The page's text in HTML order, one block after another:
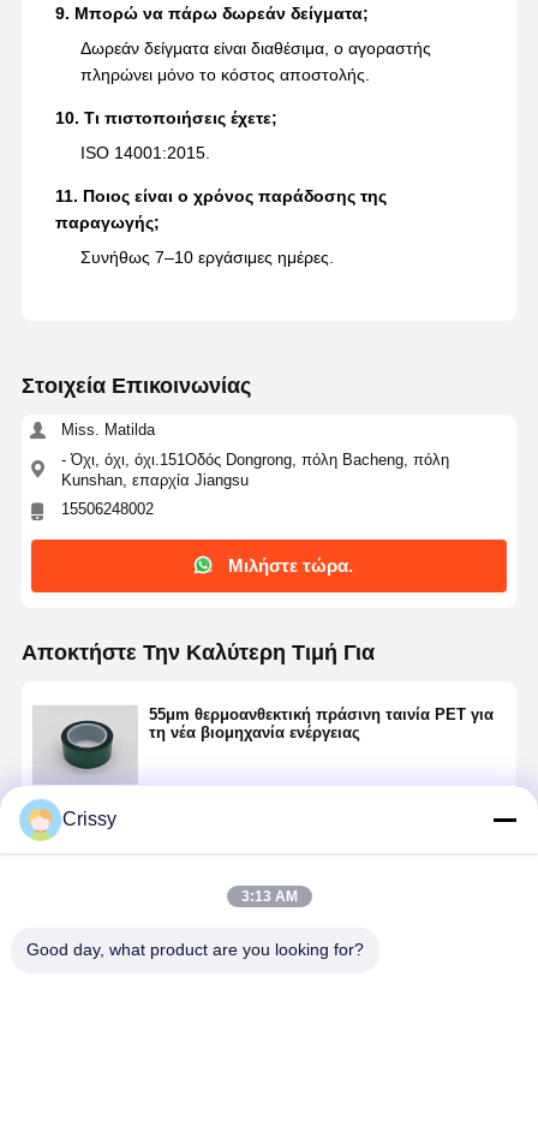
9. Μπορώ να πάρω δωρεάν δείγματα;
Δωρεάν δείγματα είναι διαθέσιμα, ο αγοραστής
πληρώνει μόνο το κόστος αποστολής.
10. Τι πιστοποιήσεις έχετε;
ISO 14001:2015.
11. Ποιος είναι ο χρόνος παράδοσης της
παραγωγής;
Συνήθως 7–10 εργάσιμες ημέρες.
Στοιχεία Επικοινωνίας
Miss. Matilda
- Όχι, όχι, όχι.151Οδός Dongrong, πόλη Bacheng, πόλη
Kunshan, επαρχία Jiangsu
15506248002
Μιλήστε τώρα.
Αποκτήστε Την Καλύτερη Τιμή Για
55μm θερμοανθεκτική πράσινη ταινία PET για
τη νέα βιομηχανία ενέργειας
Crissy
3:13 AM
Good day, what product are you looking for?